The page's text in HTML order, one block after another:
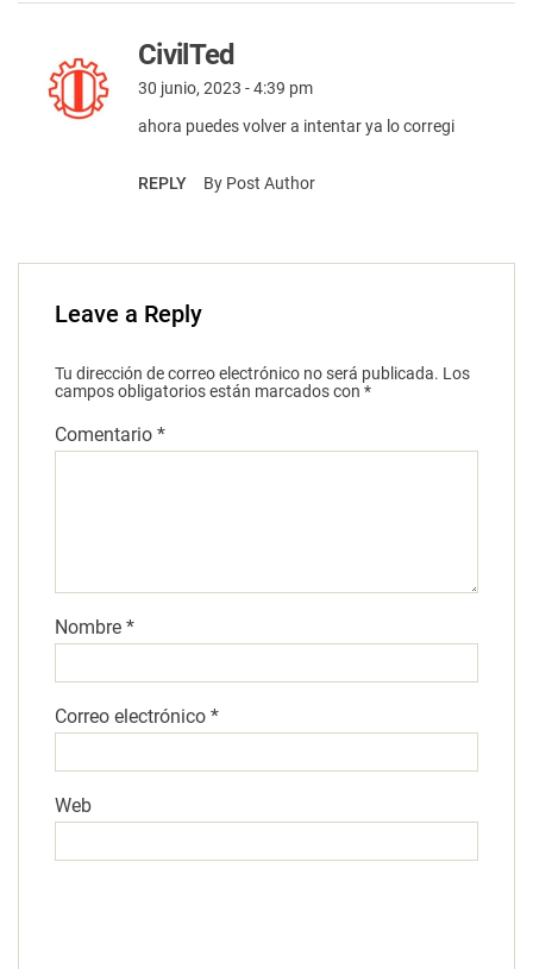
CivilTed
30 junio, 2023 - 4:39 pm
ahora puedes volver a intentar ya lo corregi
REPLY By Post Author
Leave a Reply
Tu dirección de correo electrónico no será publicada. Los
campos obligatorios están marcados con *
Comentario *
Nombre *
Correo electrónico *
Web